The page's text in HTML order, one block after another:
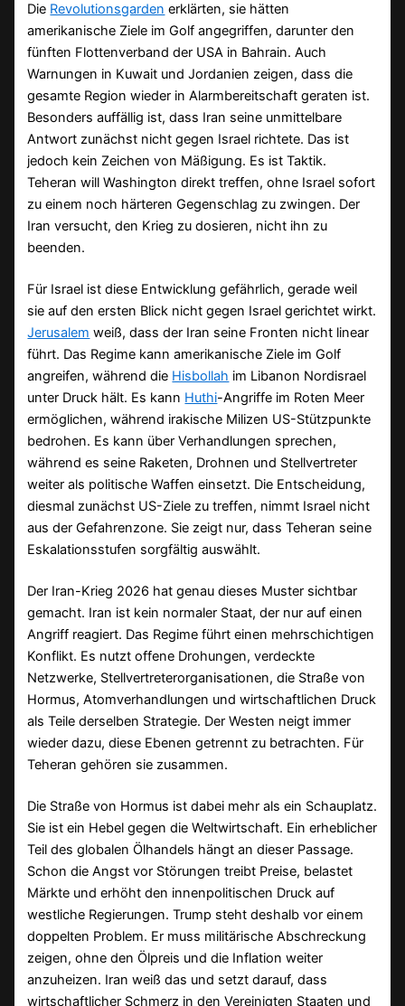
Die Revolutionsgarden erklärten, sie hätten
amerikanische Ziele im Golf angegriffen, darunter den
fünften Flottenverband der USA in Bahrain. Auch
Warnungen in Kuwait und Jordanien zeigen, dass die
gesamte Region wieder in Alarmbereitschaft geraten ist.
Besonders auffällig ist, dass Iran seine unmittelbare
Antwort zunächst nicht gegen Israel richtete. Das ist
jedoch kein Zeichen von Mäßigung. Es ist Taktik.
Teheran will Washington direkt treffen, ohne Israel sofort
zu einem noch härteren Gegenschlag zu zwingen. Der
Iran versucht, den Krieg zu dosieren, nicht ihn zu
beenden.
Für Israel ist diese Entwicklung gefährlich, gerade weil
sie auf den ersten Blick nicht gegen Israel gerichtet wirkt.
Jerusalem weiß, dass der Iran seine Fronten nicht linear
führt. Das Regime kann amerikanische Ziele im Golf
angreifen, während die Hisbollah im Libanon Nordisrael
unter Druck hält. Es kann Huthi-Angriffe im Roten Meer
ermöglichen, während irakische Milizen US-Stützpunkte
bedrohen. Es kann über Verhandlungen sprechen,
während es seine Raketen, Drohnen und Stellvertreter
weiter als politische Waffen einsetzt. Die Entscheidung,
diesmal zunächst US-Ziele zu treffen, nimmt Israel nicht
aus der Gefahrenzone. Sie zeigt nur, dass Teheran seine
Eskalationsstufen sorgfältig auswählt.
Der Iran-Krieg 2026 hat genau dieses Muster sichtbar
gemacht. Iran ist kein normaler Staat, der nur auf einen
Angriff reagiert. Das Regime führt einen mehrschichtigen
Konflikt. Es nutzt offene Drohungen, verdeckte
Netzwerke, Stellvertreterorganisationen, die Straße von
Hormus, Atomverhandlungen und wirtschaftlichen Druck
als Teile derselben Strategie. Der Westen neigt immer
wieder dazu, diese Ebenen getrennt zu betrachten. Für
Teheran gehören sie zusammen.
Die Straße von Hormus ist dabei mehr als ein Schauplatz.
Sie ist ein Hebel gegen die Weltwirtschaft. Ein erheblicher
Teil des globalen Ölhandels hängt an dieser Passage.
Schon die Angst vor Störungen treibt Preise, belastet
Märkte und erhöht den innenpolitischen Druck auf
westliche Regierungen. Trump steht deshalb vor einem
doppelten Problem. Er muss militärische Abschreckung
zeigen, ohne den Ölpreis und die Inflation weiter
anzuheizen. Iran weiß das und setzt darauf, dass
wirtschaftlicher Schmerz in den Vereinigten Staaten und